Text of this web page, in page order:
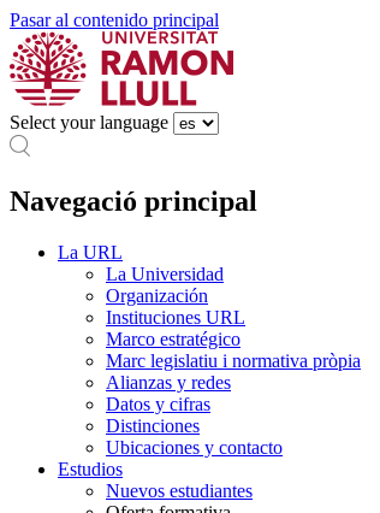
Pasar al contenido principal
Select your language
Navegació principal
La URL
La Universidad
Organización
Instituciones URL
Marco estratégico
Marc legislatiu i normativa pròpia
Alianzas y redes
Datos y cifras
Distinciones
Ubicaciones y contacto
Estudios
Nuevos estudiantes